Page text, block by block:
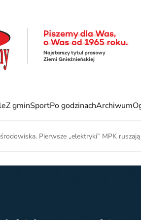
Z gminSportPo godzinachArchiwum
Pierwsze „elektryki” MPK